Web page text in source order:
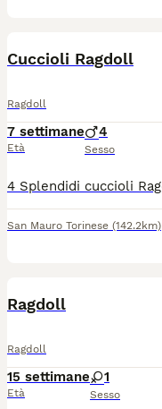
Cuccioli Ragdoll
Ragdoll
7 settimane
Età
4
Sesso
San Mauro Torinese (142.2km)
Ragdoll
Ragdoll
15 settimane
Età
1
Sesso